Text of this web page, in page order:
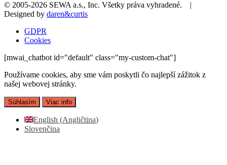
© 2005-2026 SEWA a.s., Inc. Všetky práva vyhradené. |
Designed by daren&curtis
GDPR
Cookies
[mwai_chatbot id="default" class="my-custom-chat"]
Používame cookies, aby sme vám poskytli čo najlepší zážitok z
našej webovej stránky.
Súhlasím Viac info
English (Angličtina)
Slovenčina